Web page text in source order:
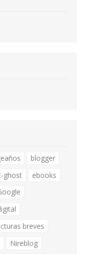
blogger
ghost
ebooks
breves
Nireblog